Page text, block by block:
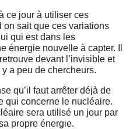
ce jour à utiliser ces
on sait que ces variations
qui est dans les
énergie nouvelle à capter. Il
devant l’invisible et
a peu de chercheurs.
qu’il faut arrêter déjà de
qui concerne le nucléaire.
sera utilisé un jour par
propre énergie.